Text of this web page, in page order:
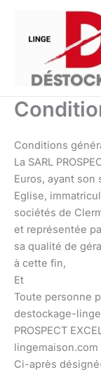
contenu
Conditions
La SARL
Euros, ayant
Eglise,
sociétés de
et représentée
sa qualité de
à cette fin,
Et
Toute personne
destockage-
PROSPECT
lingemaison.com
Ci-après